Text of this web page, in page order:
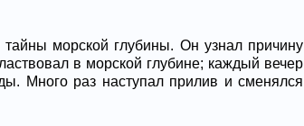
морской глубины. Он узнал причину
в морской глубине; каждый вечер
Много раз наступал прилив и сменялся